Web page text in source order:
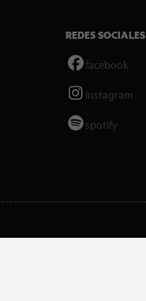
REDES SOCIALES
facebook
instagram
spotify